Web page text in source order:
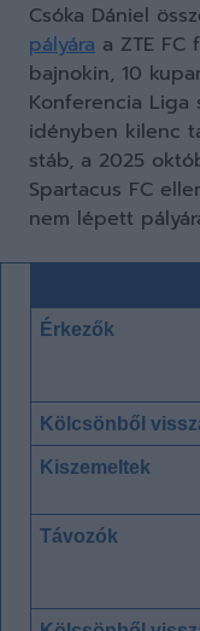
Csóka Dániel
pályára a ZTE
bajnokin, 10
Konferencia Liga
idényben kilenc
stáb, a 2025
Spartacus FC
nem lépett
Érkezők
Kölcsönből
Kiszemeltek
Távozók